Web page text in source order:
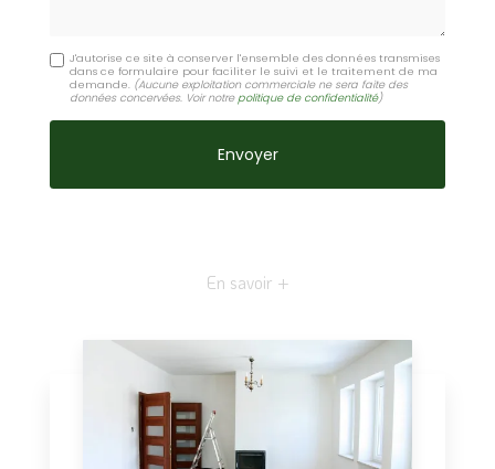
J'autorise ce site à conserver l'ensemble des données transmises
dans ce formulaire pour faciliter le suivi et le traitement de ma
demande. (Aucune exploitation commerciale ne sera faite des
données concervées. Voir notrepolitique de confidentialité)
En savoir +